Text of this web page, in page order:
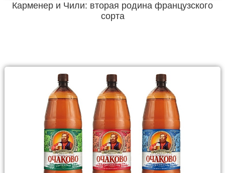
Карменер и Чили: вторая родина французского
сорта